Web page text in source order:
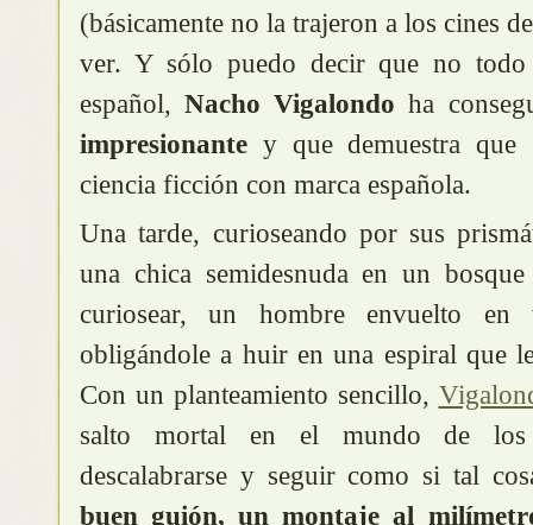
(básicamente no la trajeron a los cines
ver. Y sólo puedo decir que no
español,Nacho Vigalondo ha
impresionante y que demuestra que
ciencia ficción con marca española.
Una tarde, curioseando por sus
una chica semidesnuda en un
curiosear, un hombre envuelto en
obligándole a huir en una espiral que
Con un planteamiento sencillo,
salto mortal en el mundo de los
descalabrarse y seguir como si tal
buen guión, un montaje al